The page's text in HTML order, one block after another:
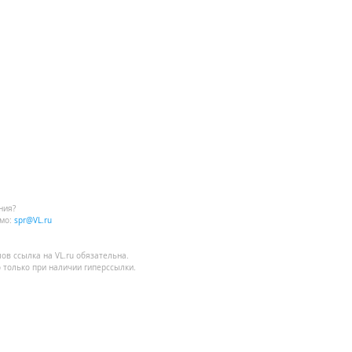
и
spr@VL.ru
ссылка на VL.ru обязательна.
при наличии гиперссылки.